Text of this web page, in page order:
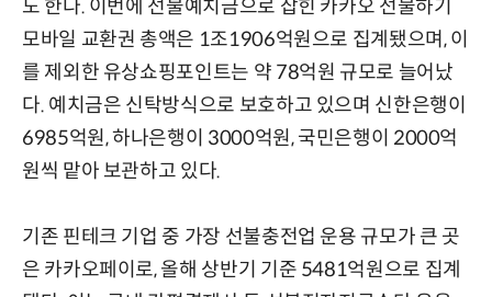
도 한다. 이번에 선불예치금으로 잡힌 카카오 선물하기
모바일 교환권 총액은 1조1906억원으로 집계됐으며, 이
를 제외한 유상쇼핑포인트는 약 78억원 규모로 늘어났
다. 예치금은 신탁방식으로 보호하고 있으며 신한은행이
6985억원, 하나은행이 3000억원, 국민은행이 2000억
원씩 맡아 보관하고 있다.
기존 핀테크 기업 중 가장 선불충전업 운용 규모가 큰 곳
은 카카오페이로, 올해 상반기 기준 5481억원으로 집계